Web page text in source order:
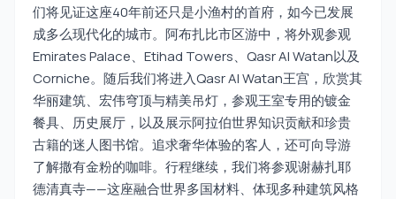
们将见证这座40年前还只是小渔村的首府，如今已发展
成多么现代化的城市。阿布扎比市区游中，将外观参观
Emirates Palace、Etihad Towers、Qasr Al Watan以及
Corniche。随后我们将进入Qasr Al Watan王宫，欣赏其
华丽建筑、宏伟穹顶与精美吊灯，参观王室专用的镀金
餐具、历史展厅，以及展示阿拉伯世界知识贡献和珍贵
古籍的迷人图书馆。追求奢华体验的客人，还可向导游
了解撒有金粉的咖啡。行程继续，我们将参观谢赫扎耶
德清真寺——这座融合世界多国材料、体现多种建筑风格